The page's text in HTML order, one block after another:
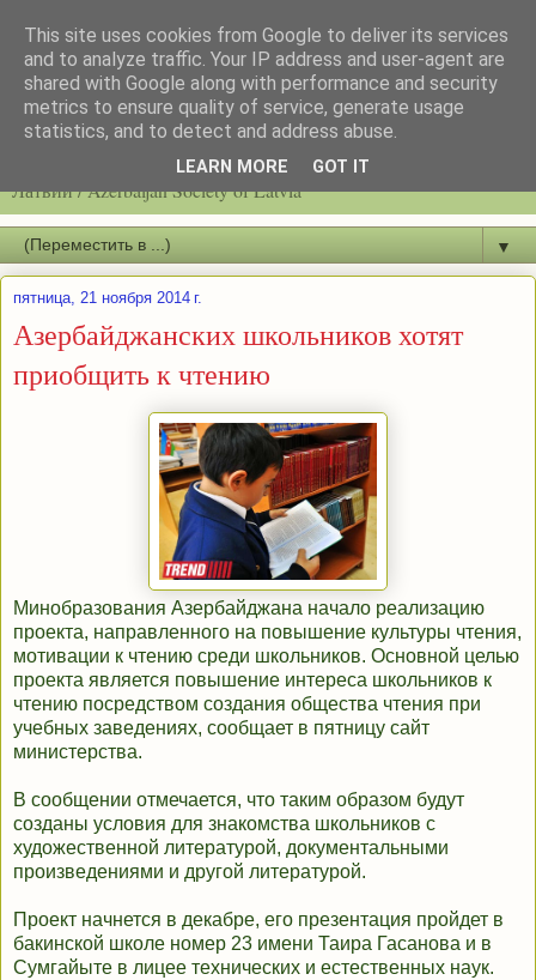
Latvijas azerbaidžāņu biedrību / Общество азербайджанцев
Латвии / Azerbaijan Society of Latvia
▼
пятница, 21 ноября 2014 г.
Азербайджанских школьников хотят
приобщить к чтению
Минобразования Азербайджана начало реализацию
проекта, направленного на повышение культуры чтения,
мотивации к чтению среди школьников. Основной целью
проекта является повышение интереса школьников к
чтению посредством создания общества чтения при
учебных заведениях, сообщает в пятницу сайт
министерства.
В сообщении отмечается, что таким образом будут
созданы условия для знакомства школьников с
художественной литературой, документальными
произведениями и другой литературой.
Проект начнется в декабре, его презентация пройдет в
бакинской школе номер 23 имени Таира Гасанова и в
Сумгайыте в лицее технических и естественных наук.
This site uses cookies from Google to deliver its services
and to analyze traffic. Your IP address and user-agent are
shared with Google along with performance and security
metrics to ensure quality of service, generate usage
statistics, and to detect and address abuse.
LEARN MORE GOT IT